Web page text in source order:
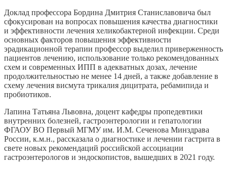
Доклад профессора Бордина Дмитрия Станиславовича был
сфокусирован на вопросах повышения качества диагностики
и эффективности лечения хеликобактерной инфекции. Среди
основных факторов повышения эффективности
эрадикационной терапии профессор выделил приверженность
пациентов лечению, использование только рекомендованных
схем и современных ИПП в адекватных дозах, лечение
продолжительностью не менее 14 дней, а также добавление в
схему лечения висмута трикалия дицитрата, ребамипида и
пробиотиков.
Лапина Татьяна Львовна, доцент кафедры пропедевтики
внутренних болезней, гастроэнтерологии и гепатологии
ФГАОУ ВО Первый МГМУ им. И.М. Сеченова Минздрава
России, к.м.н., рассказала о диагностике и лечении гастрита в
свете новых рекомендаций российской ассоциации
гастроэнтерологов и эндоскопистов, вышедших в 2021 году.